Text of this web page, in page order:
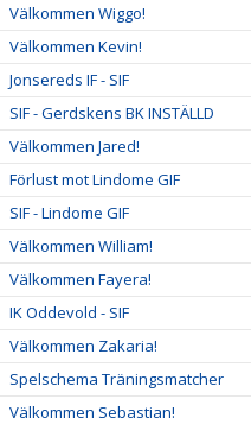
Välkommen Wiggo!
Välkommen Kevin!
Jonsereds IF - SIF
SIF - Gerdskens BK INSTÄLLD
Välkommen Jared!
Förlust mot Lindome GIF
SIF - Lindome GIF
Välkommen William!
Välkommen Fayera!
IK Oddevold - SIF
Välkommen Zakaria!
Spelschema Träningsmatcher
Välkommen Sebastian!